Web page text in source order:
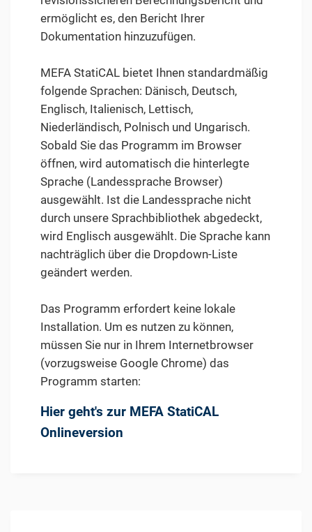
ermöglicht es, den Bericht Ihrer
Dokumentation hinzuzufügen.
MEFA StatiCAL bietet Ihnen standardmäßig
folgende Sprachen: Dänisch, Deutsch,
Englisch, Italienisch, Lettisch,
Niederländisch, Polnisch und Ungarisch.
Sobald Sie das Programm im Browser
öffnen, wird automatisch die hinterlegte
Sprache (Landessprache Browser)
ausgewählt. Ist die Landessprache nicht
durch unsere Sprachbibliothek abgedeckt,
wird Englisch ausgewählt. Die Sprache kann
nachträglich über die Dropdown-Liste
geändert werden.
Das Programm erfordert keine lokale
Installation. Um es nutzen zu können,
müssen Sie nur in Ihrem Internetbrowser
(vorzugsweise Google Chrome) das
Programm starten:
Hier geht's zur MEFA StatiCAL
Onlineversion